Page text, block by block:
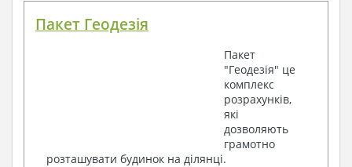
Пакет Геодезія
Пакет
"Геодезія" це
комплекс
розрахунків,
які
дозволяють
грамотно
розташувати будинок на ділянці.